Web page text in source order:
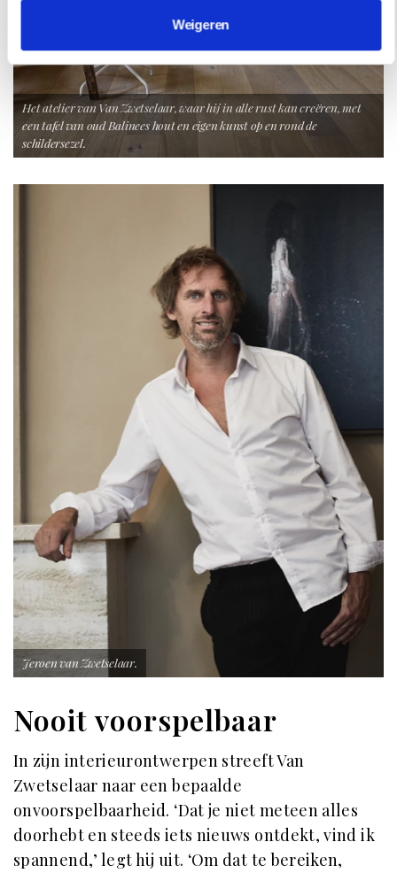
Weigeren
Het atelier van Van Zwetselaar, waar hij in alle rust kan creëren, met
een tafel van oud Balinees hout en eigen kunst op en rond de
schildersezel.
Jeroen van Zwetselaar.
Nooit voorspelbaar
In zijn interieurontwerpen streeft Van
Zwetselaar naar een bepaalde
onvoorspelbaarheid. ‘Dat je niet meteen alles
doorhebt en steeds iets nieuws ontdekt, vind ik
spannend,’ legt hij uit. ‘Om dat te bereiken,